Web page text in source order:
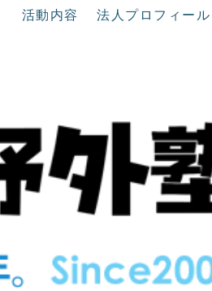
活動内容 法人プロフィール